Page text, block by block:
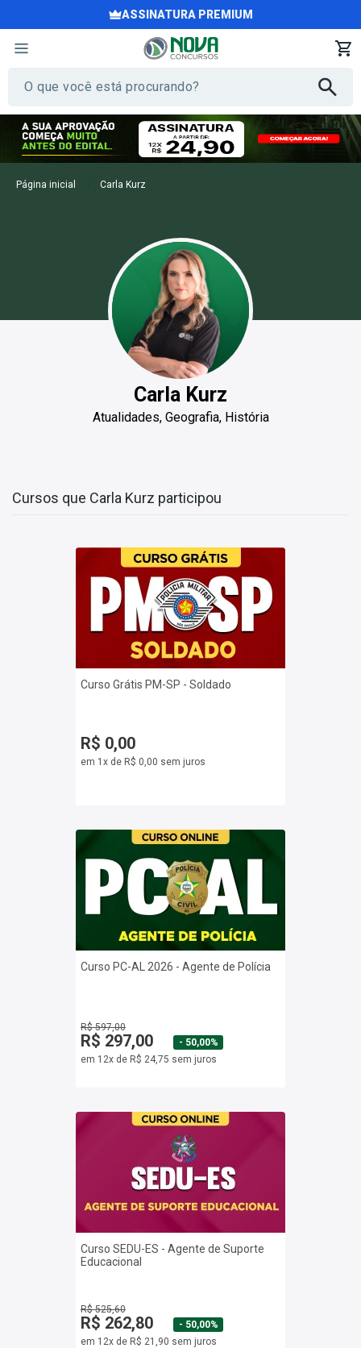
ASSINATURA PREMIUM
Página inicial Carla Kurz
Carla Kurz
Atualidades, Geografia, História
Cursos que Carla Kurz participou
Curso Grátis PM-SP - Soldado
R$ 0,00
em 1x de R$ 0,00 sem juros
Curso PC-AL 2026 - Agente de Polícia
R$ 597,00
R$ 297,00
- 50,00%
em 12x de R$ 24,75 sem juros
Curso SEDU-ES - Agente de Suporte
Educacional
R$ 525,60
R$ 262,80
- 50,00%
em 12x de R$ 21,90 sem juros